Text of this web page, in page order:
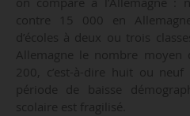
contre 15 000 en
d’écoles à deux ou trois
Allemagne le nombre moyen
200, c’est-à-dire huit ou neuf
période de baisse
scolaire est fragilisé.